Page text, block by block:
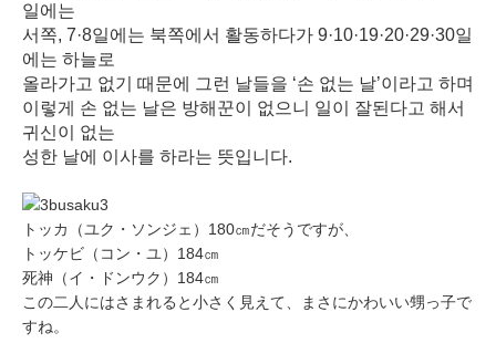
일에는
서쪽, 7·8일에는 북쪽에서 활동하다가 9·10·19·20·29·30일
에는 하늘로
올라가고 없기 때문에 그런 날들을 ‘손 없는 날’이라고 하며
이렇게 손 없는 날은 방해꾼이 없으니 일이 잘된다고 해서
귀신이 없는
성한 날에 이사를 하라는 뜻입니다.
トッカ（ユク・ソンジェ）180㎝だそうですが、
トッケビ（コン・ユ）184㎝
死神（イ・ドンウク）184㎝
この二人にはさまれると小さく見えて、まさにかわいい甥っ子で
すね。